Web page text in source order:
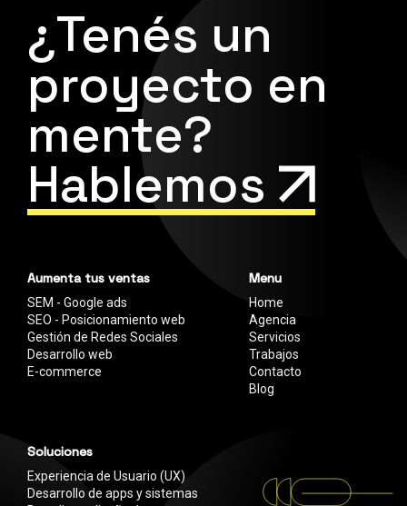
¿Tenés un
proyecto en
mente?
Hablemos
Aumenta tus ventas
SEM - Google ads
SEO - Posicionamiento web
Gestión de Redes Sociales
Desarrollo web
E-commerce
Soluciones
Experiencia de Usuario (UX)
Desarrollo de apps y sistemas
Menu
Home
Agencia
Servicios
Trabajos
Contacto
Blog